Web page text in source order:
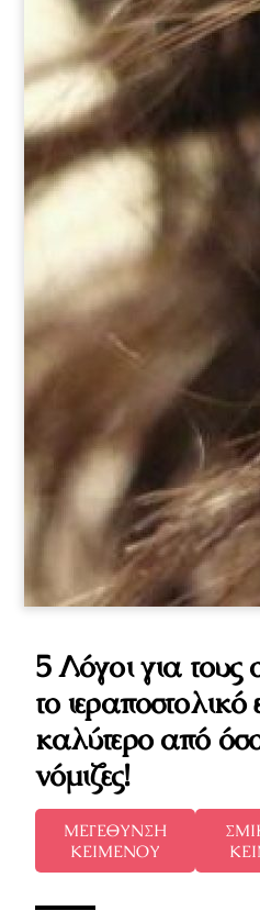
5 Λόγοι για τους
το ιεραποστολικό
καλύτερο από
νόμιζες!
ΜΕΓΕΘΥΝΣΗ
ΚΕΙΜΕΝΟΥ